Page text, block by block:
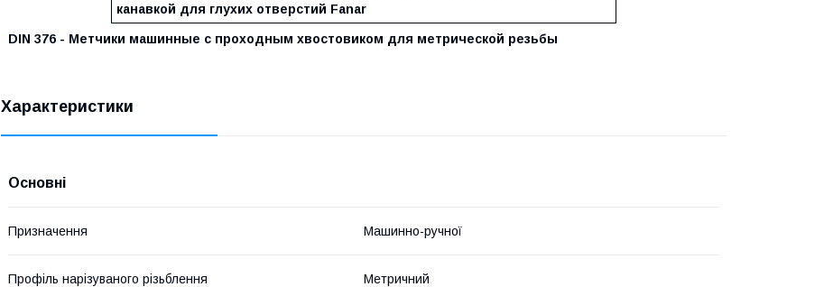
канавкой для глухих отверстий Fanar
DIN 376 - Метчики машинные с проходным хвостовиком для метрической резьбы
Характеристики
Основні
Призначення Машинно-ручної
Профіль нарізуваного різьблення Метричний